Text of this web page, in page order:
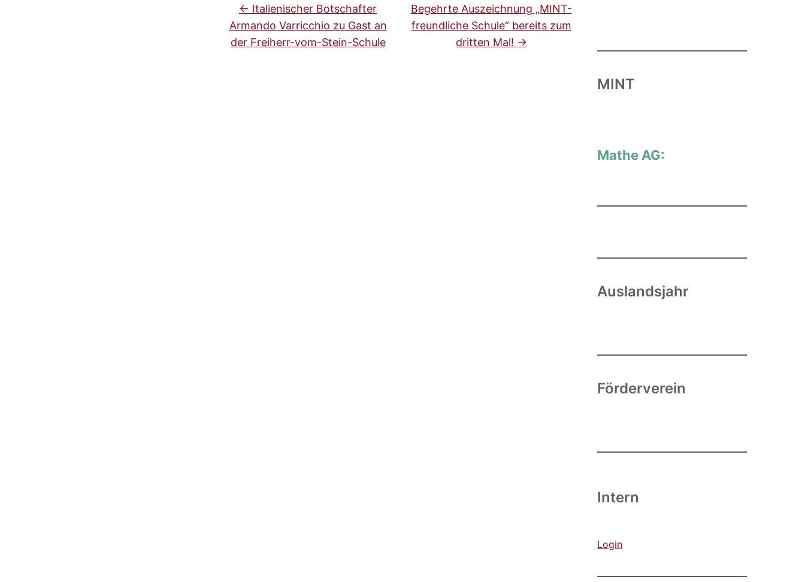
← Italienischer Botschafter
Armando Varricchio zu Gast an
der Freiherr-vom-Stein-Schule
Begehrte Auszeichnung „MINT-
freundliche Schule“ bereits zum
dritten Mal! →
MINT
Mathe AG:
Auslandsjahr
Förderverein
Intern
Login